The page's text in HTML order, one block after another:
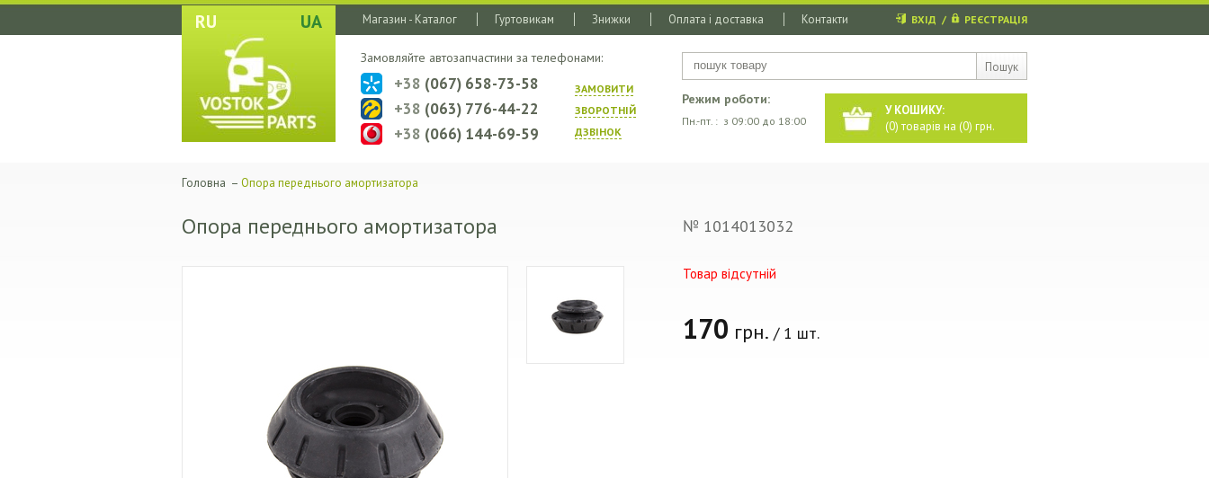
RU UA
Пошук
Магазин - Каталог Гуртовикам Знижки Оплата і доставка Контакти ВХІД / РЕЄСТРАЦІЯ
У КОШИКУ:
(0) товарів на (0) грн.
Режим роботи:
Пн.-пт. : з 09:00 до 18:00
Замовляйте автозапчастини за телефонами:
ЗАМОВИТИ
ЗВОРОТНIЙ
ДЗВIНОК
+38 (067) 658-73-58
+38 (063) 776-44-22
+38 (066) 144-69-59
Головна – Опора переднього амортизатора
Опора переднього амортизатора № 1014013032
Товар відсутній
170 грн. / 1 шт.